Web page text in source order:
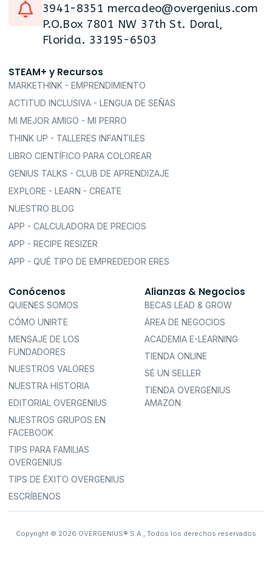
3941-8351 mercadeo@overgenius.com
P.O.Box 7801 NW 37th St. Doral,
Florida. 33195-6503
STEAM+ y Recursos
MARKETHINK - EMPRENDIMIENTO
ACTITUD INCLUSIVA - LENGUA DE SEÑAS
MI MEJOR AMIGO - MI PERRO
THINK UP - TALLERES INFANTILES
LIBRO CIENTÍFICO PARA COLOREAR
GENIUS TALKS - CLUB DE APRENDIZAJE
EXPLORE - LEARN - CREATE
NUESTRO BLOG
APP - CALCULADORA DE PRECIOS
APP - RECIPE RESIZER
APP - QUÉ TIPO DE EMPREDEDOR ERES
Conócenos
QUIENES SOMOS
CÓMO UNIRTE
MENSAJE DE LOS
FUNDADORES
NUESTROS VALORES
NUESTRA HISTORIA
EDITORIAL OVERGENIUS
NUESTROS GRUPOS EN
FACEBOOK
TIPS PARA FAMILIAS
OVERGENIUS
TIPS DE ÉXITO OVERGENIUS
ESCRÍBENOS
Alianzas & Negocios
BECAS LEAD & GROW
ÁREA DE NEGOCIOS
ACADEMIA E-LEARNING
TIENDA ONLINE
SÉ UN SELLER
TIENDA OVERGENIUS
AMAZON
Copyright © 2026 OVERGENIUS® S.A., Todos los derechos reservados